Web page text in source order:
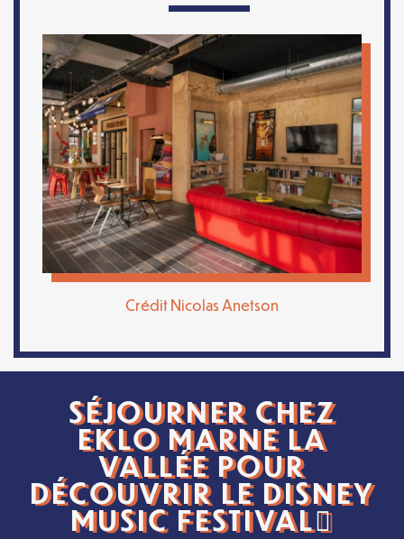
Crédit Nicolas Anetson
SÉJOURNER CHEZ
EKLO MARNE LA
VALLÉE POUR
DÉCOUVRIR LE DISNEY
MUSIC FESTIVAL